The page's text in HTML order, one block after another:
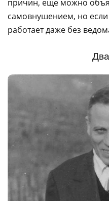
причин, еще можно
самовнушением, но
работает даже без